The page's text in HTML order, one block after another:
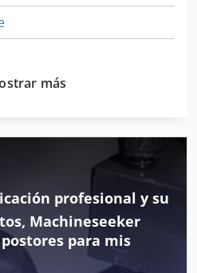
más
profesional y su
Machineseeker
para mis